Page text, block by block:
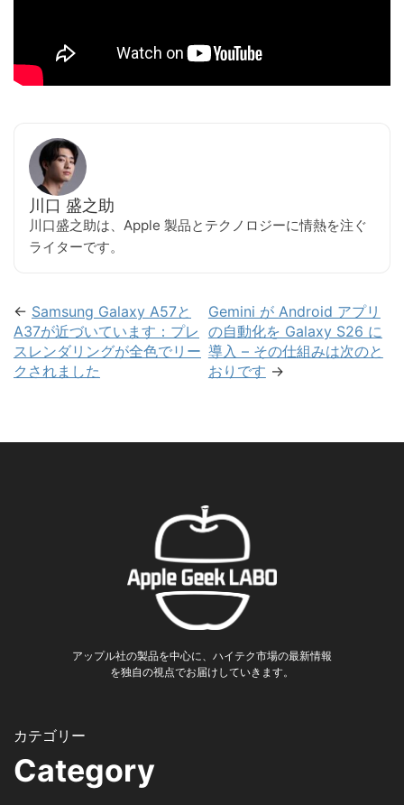
川口 盛之助
川口盛之助は、Apple 製品とテクノロジーに情熱を注ぐ
ライターです。
← Samsung Galaxy A57と
A37が近づいています：プレ
スレンダリングが全色でリー
クされました
Gemini が Android アプリ
の自動化を Galaxy S26 に
導入 – その仕組みは次のと
おりです →
アップル社の製品を中心に、ハイテク市場の最新情報
を独自の視点でお届けしていきます。
Category